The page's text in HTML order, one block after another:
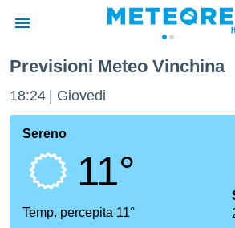
di
per
le
Previsioni Meteo Vinchina
18:24 Giovedi
Sereno
11°
Temp. percepita 11°